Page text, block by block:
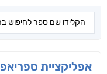
אפליקציית ספריאפ